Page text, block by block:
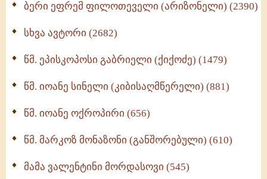
სულიერი ცხოვრების სახელმძღვანელო -
ნაწილი II (369)
ბერი ეფრემ ფილოთეველი (არიზონელი) (2390)
სხვა ავტორი (2682)
წმ. ეპისკოპოსი გაბრიელი (ქიქოძე) (1479)
წმ. იოანე სინელი (კიბისაღმწერელი) (881)
წმ. იოანე ოქროპირი (656)
წმ. მარკოზ მონაზონი (განშორებული) (610)
მამა ვალენტინი მორდასოვი (545)